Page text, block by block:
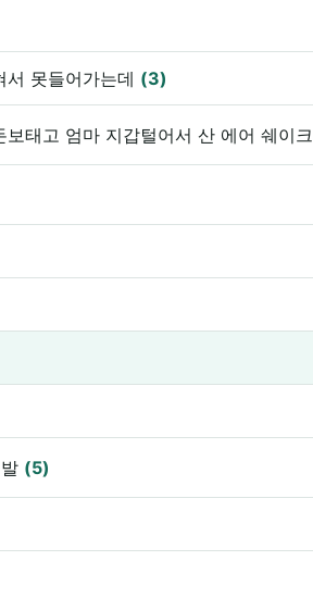
못들어가는데 (3)
태고 엄마 지갑털어서 산 에어 쉐이크
(5)